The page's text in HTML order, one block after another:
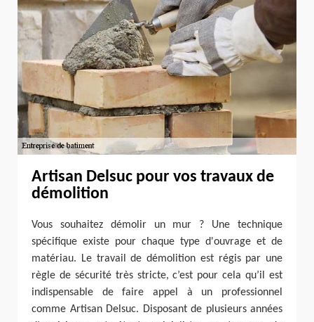
Artisan Delsuc pour vos travaux de
démolition
Vous souhaitez démolir un mur ? Une technique
spécifique existe pour chaque type d'ouvrage et de
matériau. Le travail de démolition est régis par une
règle de sécurité très stricte, c’est pour cela qu’il est
indispensable de faire appel à un professionnel
comme Artisan Delsuc. Disposant de plusieurs années